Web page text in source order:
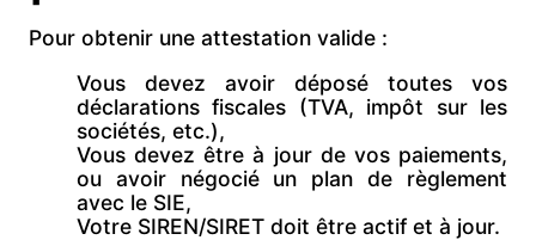
Pour obtenir une attestation valide :
Vous devez avoir déposé toutes vos
déclarations fiscales (TVA, impôt sur les
sociétés, etc.),
Vous devez êtreà jour de vos paiements,
ou avoir négocié un plan de règlement
avec le SIE,
Votre SIREN/SIRET doit être actif et à jour.